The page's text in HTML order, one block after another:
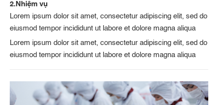
2.Nhiệm vụ
Lorem ipsum dolor sit amet, consectetur adipiscing elit, sed do
eiusmod tempor incididunt ut labore et dolore magna aliqua
Lorem ipsum dolor sit amet, consectetur adipiscing elit, sed do
eiusmod tempor incididunt ut labore et dolore magna aliqua